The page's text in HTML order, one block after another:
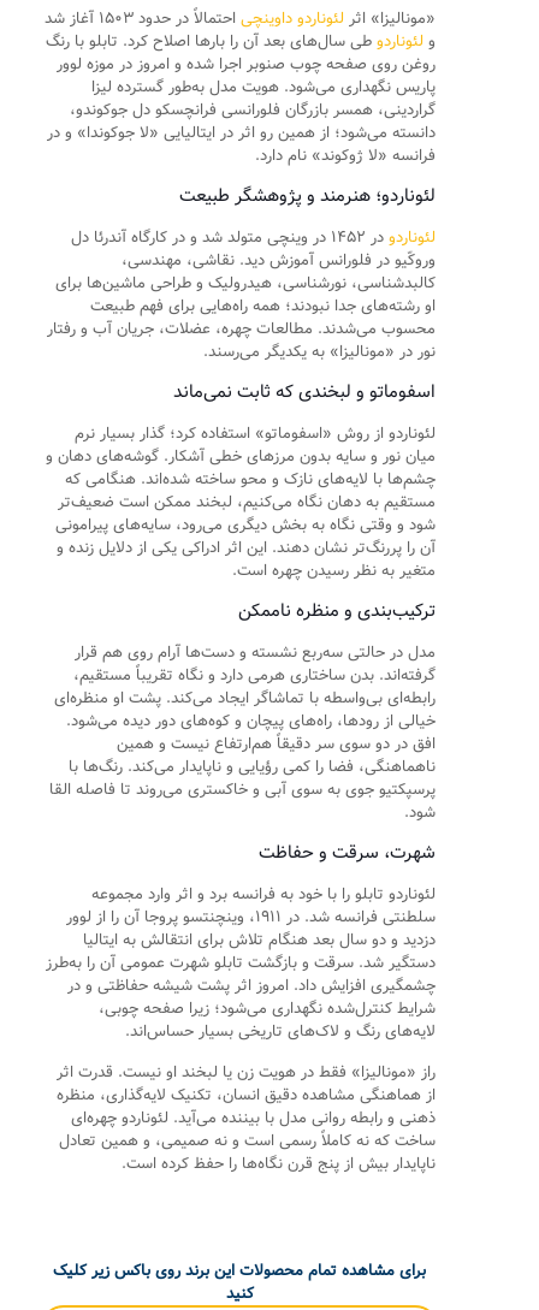
«مونالیزا» اثر لئوناردو داوینچی
احتمالاً در حدود ۱۵۰۳ آغاز شد
و لئوناردوطی سال‌های بعد آن را بارها اصلاح کرد. تابلو با رنگ
روغن روی صفحه چوب صنوبر اجرا شده و امروز در موزه لوور
پاریس نگهداری می‌شود. هویت مدل به‌طور گسترده لیزا
گراردینی، همسر بازرگان فلورانسی فرانچسکو دل جوکوندو،
دانسته می‌شود؛ از همین رو اثر در ایتالیایی «لا جوکوندا» و در
فرانسه «لا ژوکوند» نام دارد.
لئوناردو؛ هنرمند و پژوهشگر طبیعت
لئوناردو
در ۱۴۵۲ در وینچی متولد شد و در کارگاه آندرئا دل
وروکّیو در فلورانس آموزش دید. نقاشی، مهندسی،
کالبدشناسی، نورشناسی، هیدرولیک و طراحی ماشین‌ها برای
او رشته‌های جدا نبودند؛ همه راه‌هایی برای فهم طبیعت
محسوب می‌شدند. مطالعات چهره، عضلات، جریان آب و رفتار
نور در «مونالیزا» به یکدیگر می‌رسند.
اسفوماتو و لبخندی که ثابت نمی‌ماند
لئوناردو از روش «اسفوماتو» استفاده کرد؛ گذار بسیار نرم
میان نور و سایه بدون مرزهای خطی آشکار. گوشه‌های دهان و
چشم‌ها با لایه‌های نازک و محو ساخته شده‌اند. هنگامی که
مستقیم به دهان نگاه می‌کنیم، لبخند ممکن است ضعیف‌تر
شود و وقتی نگاه به بخش دیگری می‌رود، سایه‌های پیرامونی
آن را پررنگ‌تر نشان دهند. این اثر ادراکی یکی از دلایل زنده و
متغیر به نظر رسیدن چهره است.
ترکیب‌بندی و منظره ناممکن
مدل در حالتی سه‌ربع نشسته و دست‌ها آرام روی هم قرار
گرفته‌اند. بدن ساختاری هرمی دارد و نگاه تقریباً مستقیم،
رابطه‌ای بی‌واسطه با تماشاگر ایجاد می‌کند. پشت او منظره‌ای
خیالی از رودها، راه‌های پیچان و کوه‌های دور دیده می‌شود.
افق در دو سوی سر دقیقاً هم‌ارتفاع نیست و همین
ناهماهنگی، فضا را کمی رؤیایی و ناپایدار می‌کند. رنگ‌ها با
پرسپکتیو جوی به سوی آبی و خاکستری می‌روند تا فاصله القا
شود.
شهرت، سرقت و حفاظت
لئوناردو تابلو را با خود به فرانسه برد و اثر وارد مجموعه
سلطنتی فرانسه شد. در ۱۹۱۱، وینچنتسو پروجا آن را از لوور
دزدید و دو سال بعد هنگام تلاش برای انتقالش به ایتالیا
دستگیر شد. سرقت و بازگشت تابلو شهرت عمومی آن را به‌طرز
چشمگیری افزایش داد. امروز اثر پشت شیشه حفاظتی و در
شرایط کنترل‌شده نگهداری می‌شود؛ زیرا صفحه چوبی،
لایه‌های رنگ و لاک‌های تاریخی بسیار حساس‌اند.
راز «مونالیزا» فقط در هویت زن یا لبخند او نیست. قدرت اثر
از هماهنگی مشاهده دقیق انسان، تکنیک لایه‌گذاری، منظره
ذهنی و رابطه روانی مدل با بیننده می‌آید. لئوناردو چهره‌ای
ساخت که نه کاملاً رسمی است و نه صمیمی، و همین تعادل
ناپایدار بیش از پنج قرن نگاه‌ها را حفظ کرده است.
برای مشاهده تمام محصولات این برند روی باکس زیر کلیک
کنید